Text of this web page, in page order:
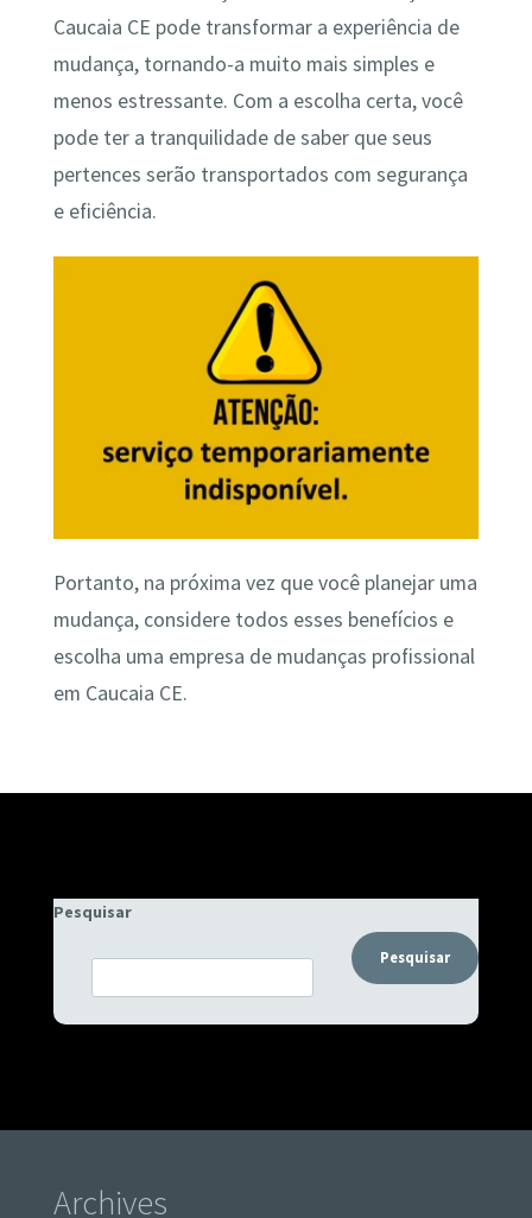
Caucaia CE pode transformar a experiência de
mudança, tornando-a muito mais simples e
menos estressante. Com a escolha certa, você
pode ter a tranquilidade de saber que seus
pertences serão transportados com segurança
e eficiência.
Portanto, na próxima vez que você planejar uma
mudança, considere todos esses benefícios e
escolha uma empresa de mudanças profissional
em Caucaia CE.
Pesquisar
Pesquisar
Archives